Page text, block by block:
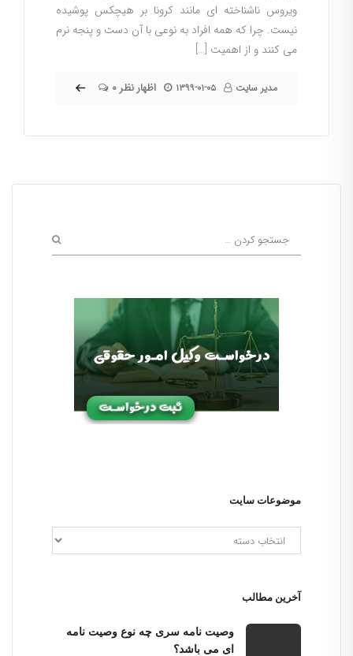
ویروس ناشناخته ای مانند کرونا بر هیچکس پوشیده
نیست. چرا که همه افراد به نوعی با آن دست و پنجه نرم
می کنند و از اهمیت […]
مدیر سایت ۱۳۹۹-۰۱-۰۵ ۰ اظهار نظر
موضوعات سایت
آخرین مطالب
وصیت نامه سری چه نوع وصیت نامه
ای می باشد؟